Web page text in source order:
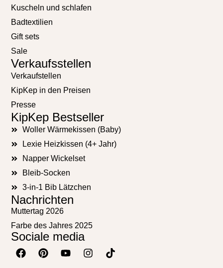
Kuscheln und schlafen
Badtextilien
Gift sets
Sale
Verkaufsstellen
Verkaufstellen
KipKep in den Preisen
Presse
KipKep Bestseller
Woller Wärmekissen (Baby)
Lexie Heizkissen (4+ Jahr)
Napper Wickelset
Bleib-Socken
3-in-1 Bib Lätzchen
Nachrichten
Muttertag 2026
Farbe des Jahres 2025
Sociale media